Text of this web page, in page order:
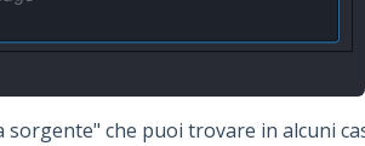
che puoi trovare in alcuni